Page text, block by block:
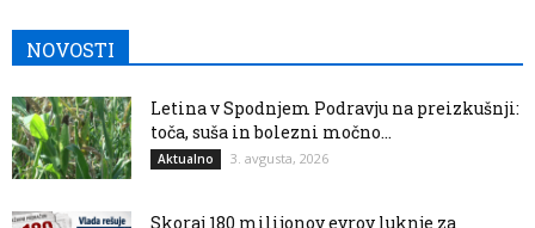
NOVOSTI
Letina v Spodnjem Podravju na preizkušnji:
toča, suša in bolezni močno...
Aktualno 3. avgusta, 2026
Skoraj 180 milijonov evrov luknje za